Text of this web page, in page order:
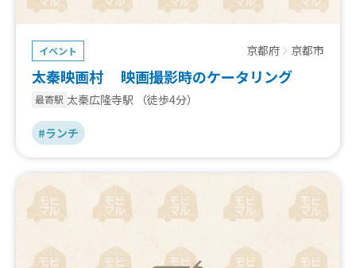
イベント 京都府 京都市
太秦映画村 映画撮影時のケータリング
最寄駅 太秦広隆寺駅 （徒歩4分）
#ランチ